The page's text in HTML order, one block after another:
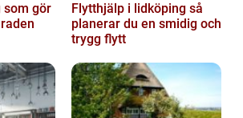
gör
Flytthjälp i lidköping så
planerar du en smidig och
trygg flytt